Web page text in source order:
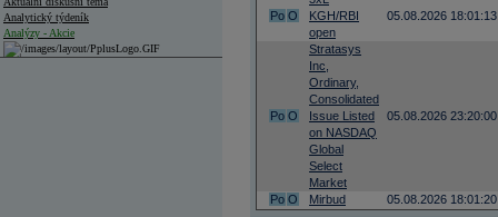
Analytický týdeník
Analýzy - Akcie
Po O
KGH/RBI
open
05.08.2026 18:01:13
Po O
Stratasys
Inc,
Ordinary,
Consolidated
Issue Listed
on NASDAQ
Global
Select
Market
05.08.2026 23:20:00
Po O Mirbud 05.08.2026 18:01:20